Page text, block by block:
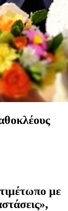
με